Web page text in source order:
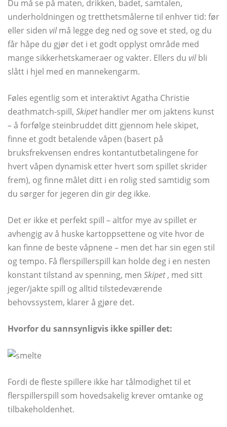
Du må se på maten, drikken, badet, samtalen,
underholdningen og tretthetsmålerne til enhver tid: før
eller siden vilmå legge deg ned og sove et sted, og du
får håpe du gjør det i et godt opplyst område med
mange sikkerhetskameraer og vakter. Ellers du vilbli
slått i hjel med en mannekengarm.
Føles egentlig som et interaktivt Agatha Christie
deathmatch-spill, Skipethandler mer om jaktens kunst
– å forfølge steinbruddet ditt gjennom hele skipet,
finne et godt betalende våpen (basert på
bruksfrekvensen endres kontantutbetalingene for
hvert våpen dynamisk etter hvert som spillet skrider
frem), og finne målet ditt i en rolig sted samtidig som
du sørger for jegeren din gir deg ikke.
Det er ikke et perfekt spill – altfor mye av spillet er
avhengig av å huske kartoppsettene og vite hvor de
kan finne de beste våpnene – men det har sin egen stil
og tempo. Få flerspillerspill kan holde deg i en nesten
konstant tilstand av spenning, men Skipet, med sitt
jeger/jakte spill og alltid tilstedeværende
behovssystem, klarer å gjøre det.
Hvorfor du sannsynligvis ikke spiller det:
Fordi de fleste spillere ikke har tålmodighet til et
flerspillerspill som hovedsakelig krever omtanke og
tilbakeholdenhet.